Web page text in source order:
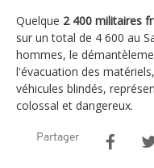
Quelque 2 400 militaires
sur un total de 4 600 au
hommes, le
l'évacuation des
véhicules blindés,
colossal et dangereux.
Partager